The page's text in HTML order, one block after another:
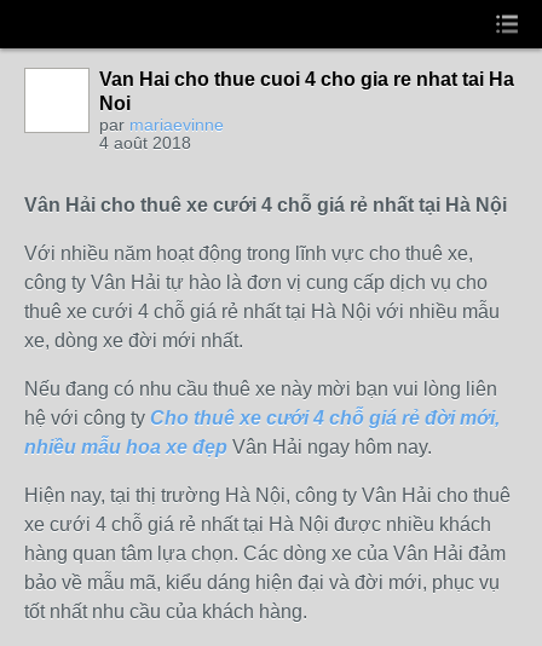
Van Hai cho thue cuoi 4 cho gia re nhat tai Ha
Noi
par mariaevinne
4 août 2018
Vân Hải cho thuê xe cưới 4 chỗ giá rẻ nhất tại Hà Nội
Với nhiều năm hoạt động trong lĩnh vực cho thuê xe,
công ty Vân Hải tự hào là đơn vị cung cấp dịch vụ cho
thuê xe cưới 4 chỗ giá rẻ nhất tại Hà Nội với nhiều mẫu
xe, dòng xe đời mới nhất.
Nếu đang có nhu cầu thuê xe này mời bạn vui lòng liên
hệ với công ty Cho thuê xe cưới 4 chỗ giá rẻ đời mới,
nhiều mẫu hoa xe đẹp Vân Hải ngay hôm nay.
Hiện nay, tại thị trường Hà Nội, công ty Vân Hải cho thuê
xe cưới 4 chỗ giá rẻ nhất tại Hà Nội được nhiều khách
hàng quan tâm lựa chọn. Các dòng xe của Vân Hải đảm
bảo về mẫu mã, kiểu dáng hiện đại và đời mới, phục vụ
tốt nhất nhu cầu của khách hàng.